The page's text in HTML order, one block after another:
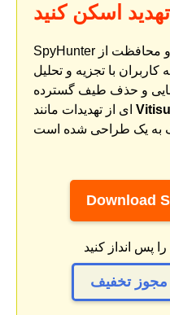
تهدید اسکن کنید
SpyHunter یک ابزار قدرتمند اصلاح و محافظت از
با تجزیه و تحلیل
و حذف طیف گسترده
Download
تخفیف